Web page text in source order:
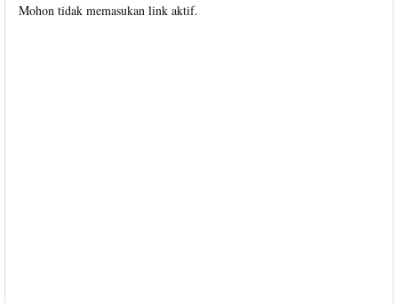
Mohon tidak memasukan link aktif.